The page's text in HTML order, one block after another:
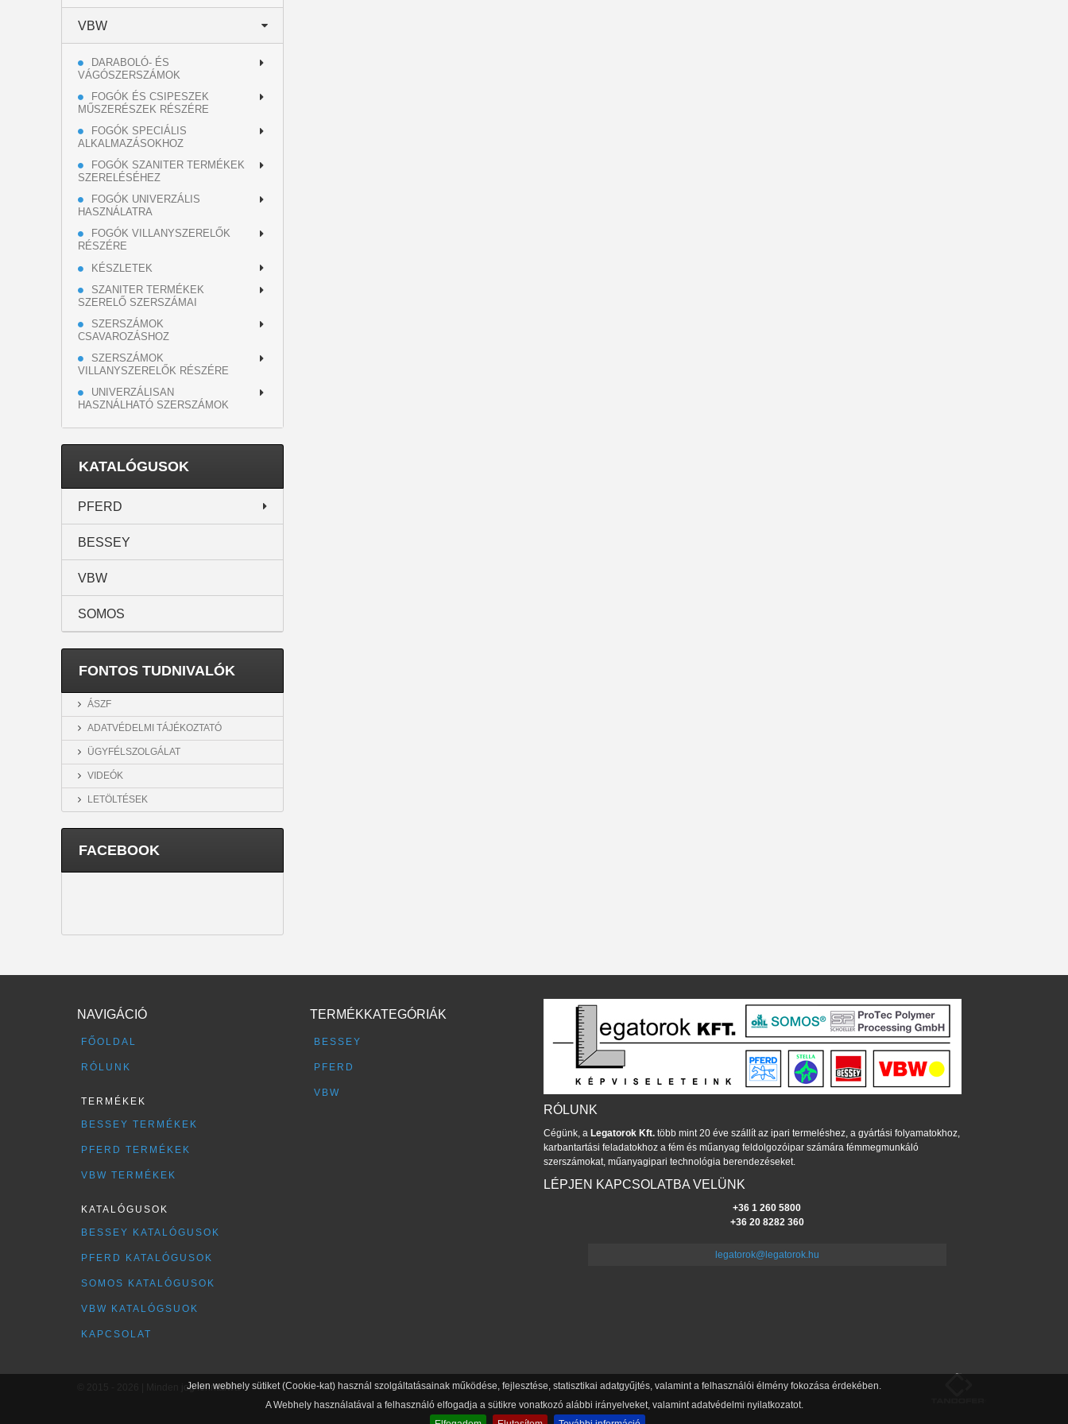
VBW
DARABOLÓ- ÉS
VÁGÓSZERSZÁMOK
FOGÓK ÉS CSIPESZEK
MŰSZERÉSZEK RÉSZÉRE
FOGÓK SPECIÁLIS
ALKALMAZÁSOKHOZ
FOGÓK SZANITER TERMÉKEK
SZERELÉSÉHEZ
FOGÓK UNIVERZÁLIS
HASZNÁLATRA
FOGÓK VILLANYSZERELŐK
RÉSZÉRE
KÉSZLETEK
SZANITER TERMÉKEK
SZERELŐ SZERSZÁMAI
SZERSZÁMOK
CSAVAROZÁSHOZ
SZERSZÁMOK
VILLANYSZERELŐK RÉSZÉRE
UNIVERZÁLISAN
HASZNÁLHATÓ SZERSZÁMOK
KATALÓGUSOK
PFERD
BESSEY
VBW
SOMOS
FONTOS TUDNIVALÓK
ÁSZF
ADATVÉDELMI TÁJÉKOZTATÓ
ÜGYFÉLSZOLGÁLAT
VIDEÓK
LETÖLTÉSEK
FACEBOOK
NAVIGÁCIÓ
FŐOLDAL
RÓLUNK
TERMÉKEK
BESSEY TERMÉKEK
PFERD TERMÉKEK
VBW TERMÉKEK
KATALÓGUSOK
BESSEY KATALÓGUSOK
PFERD KATALÓGUSOK
SOMOS KATALÓGUSOK
VBW KATALÓGSUOK
KAPCSOLAT
TERMÉKKATEGÓRIÁK
BESSEY
PFERD
VBW
RÓLUNK
Cégünk, a Legatorok Kft.több mint 20 éve szállít az ipari termeléshez, a gyártási folyamatokhoz,
karbantartási feladatokhoz a fém és műanyag feldolgozóipar számára fémmegmunkáló
szerszámokat, műanyagipari technológia berendezéseket.
LÉPJEN KAPCSOLATBA VELÜNK
+36 1 260 5800
+36 20 8282 360
legatorok@legatorok.hu
© 2015 - 2026 | Minden jog fenntartvaJelen webhely sütiket (Cookie-kat) használ szolgáltatásainak működése, fejlesztése, statisztikai adatgyűjtés, valamint a felhasználói élmény fokozása érdekében.
A Webhely használatával a felhasználó elfogadja a sütikre vonatkozó alábbi irányelveket, valamint adatvédelmi nyilatkozatot.